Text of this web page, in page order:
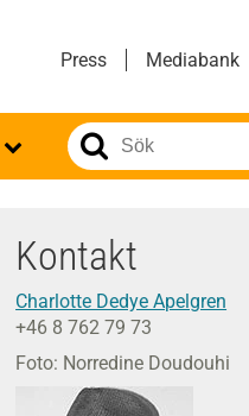
Press Mediabank
Kontakt
Charlotte Dedye Apelgren
+46 8 762 79 73
Foto: Norredine Doudouhi